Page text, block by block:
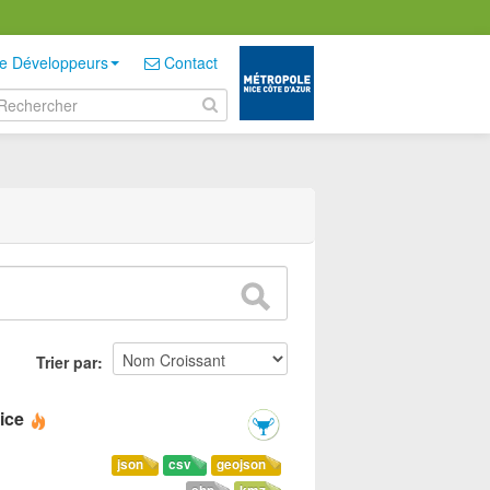
Développeurs Contact
Trier par
geojson
csv
json